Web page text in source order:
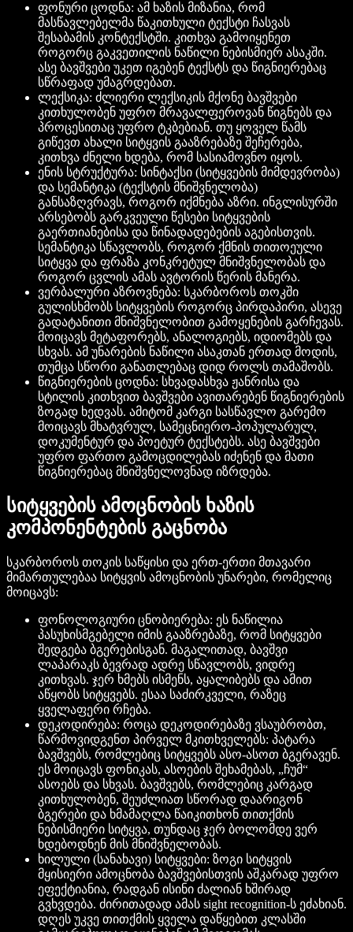
ფონური ცოდნა: ამ ხაზის მიზანია, რომ
მასწავლებელმა წაკითხული ტექსტი ჩასვას
შესაბამის კონტექსტში. კითხვა გამოიყენეთ
როგორც გაკვეთილის ნაწილი ნებისმიერ ასაკში.
ასე ბავშვები უკეთ იგებენ ტექსტს და წიგნიერებაც
სწრაფად უმაგრდებათ.
ლექსიკა: ძლიერი ლექსიკის მქონე ბავშვები
კითხულობენ უფრო მრავალფეროვან წიგნებს და
პროცესითაც უფრო ტკბებიან. თუ ყოველ წამს
გიწევთ ახალი სიტყვის გააზრებაზე შეჩერება,
კითხვა ძნელი ხდება, რომ სასიამოვნო იყოს.
ენის სტრუქტურა: სინტაქსი (სიტყვების მიმდევრობა)
და სემანტიკა (ტექსტის მნიშვნელობა)
განსაზღვრავს, როგორ იქმნება აზრი. ინგლისურში
არსებობს გარკვეული წესები სიტყვების
გაერთიანებისა და წინადადებების აგებისთვის.
სემანტიკა სწავლობს, როგორ ქმნის თითოეული
სიტყვა და ფრაზა კონკრეტულ მნიშვნელობას და
როგორ ცვლის ამას ავტორის წერის მანერა.
ვერბალური აზროვნება: სკარბოროს თოკში
გულისხმობს სიტყვების როგორც პირდაპირი, ასევე
გადატანითი მნიშვნელობით გამოყენების გარჩევას.
მოიცავს მეტაფორებს, ანალოგიებს, იდიომებს და
სხვას. ამ უნარების ნაწილი ასაკთან ერთად მოდის,
თუმცა სწორი განათლებაც დიდ როლს თამაშობს.
წიგნიერების ცოდნა: სხვადასხვა ჟანრისა და
სტილის კითხვით ბავშვები ავითარებენ წიგნიერების
ზოგად ხედვას. ამიტომ კარგი სასწავლო გარემო
მოიცავს მხატვრულ, სამეცნიერო-პოპულარულ,
დოკუმენტურ და პოეტურ ტექსტებს. ასე ბავშვები
უფრო ფართო გამოცდილებას იძენენ და მათი
წიგნიერებაც მნიშვნელოვნად იზრდება.
სიტყვების ამოცნობის ხაზის
კომპონენტების გაცნობა
სკარბოროს თოკის საწყისი და ერთ-ერთი მთავარი
მიმართულებაა სიტყვის ამოცნობის უნარები, რომელიც
მოიცავს:
ფონოლოგიური ცნობიერება: ეს ნაწილია
პასუხისმგებელი იმის გააზრებაზე, რომ სიტყვები
შედგება ბგერებისგან. მაგალითად, ბავშვი
ლაპარაკს ბევრად ადრე სწავლობს, ვიდრე
კითხვას. ჯერ ხმებს ისმენს, აყალიბებს და ამით
აწყობს სიტყვებს. ესაა საძირკველი, რაზეც
ყველაფერი რჩება.
დეკოდირება: როცა დეკოდირებაზე ვსაუბრობთ,
წარმოვიდგენთ პირველ მკითხველებს: პატარა
ბავშვებს, რომლებიც სიტყვებს ასო-ასოთ ბგერავენ.
ეს მოიცავს ფონიკას, ასოების შეხამებას, „ჩუმ“
ასოებს და სხვას. ბავშვებს, რომლებიც კარგად
კითხულობენ, შეუძლიათ სწორად დაარიგონ
ბგერები და ხმამაღლა წაიკითხონ თითქმის
ნებისმიერი სიტყვა, თუნდაც ჯერ ბოლომდე ვერ
ხდებოდნენ მის მნიშვნელობას.
ხილული (სანახავი) სიტყვები: ზოგი სიტყვის
მყისიერი ამოცნობა ბავშვებისთვის აშკარად უფრო
ეფექტიანია, რადგან ისინი ძალიან ხშირად
გვხვდება. ძირითადად ამას sight recognition-ს ეძახიან.
დღეს უკვე თითქმის ყველა დაწყებით კლასში